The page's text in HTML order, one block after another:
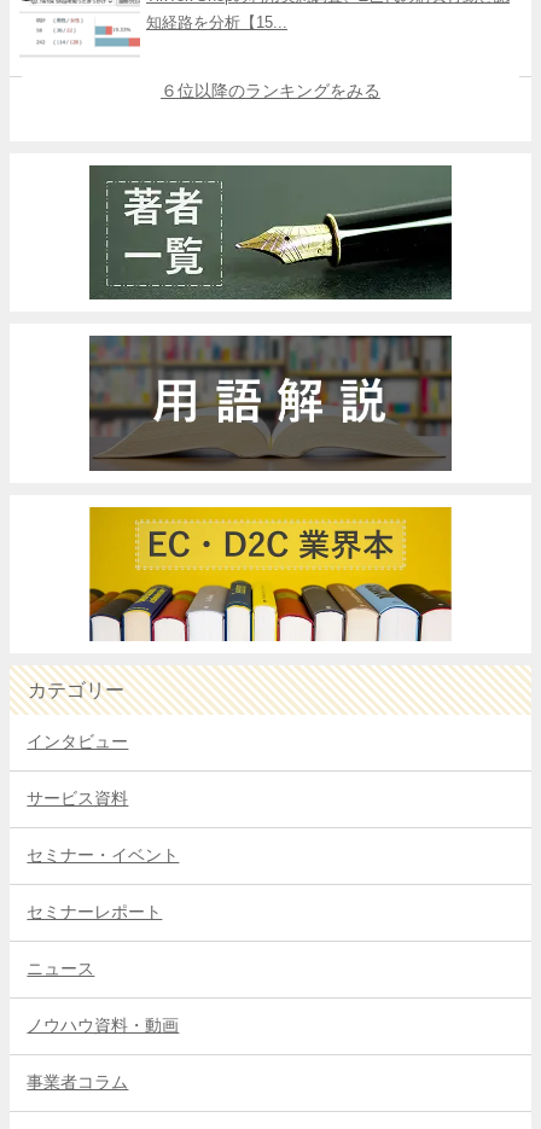
知経路を分析【15...
６位以降のランキングをみる
カテゴリー
インタビュー
サービス資料
セミナー・イベント
セミナーレポート
ニュース
ノウハウ資料・動画
事業者コラム